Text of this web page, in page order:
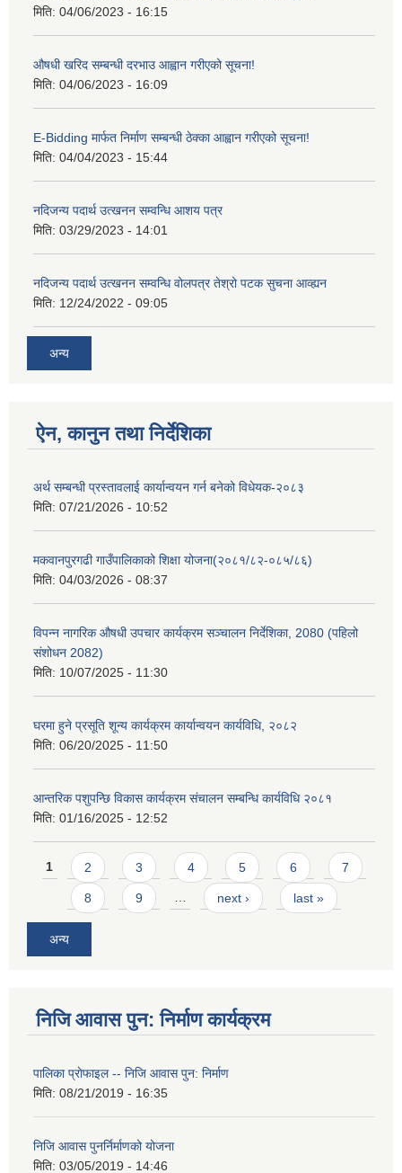
मिति: 04/06/2023 - 16:15
औषधी खरिद सम्बन्धी दरभाउ आह्वान गरीएको सूचना!
मिति: 04/06/2023 - 16:09
E-Bidding मार्फत निर्माण सम्बन्धी ठेक्का आह्वान गरीएको सूचना!
मिति: 04/04/2023 - 15:44
नदिजन्य पदार्थ उत्खनन सम्वन्धि आशय पत्र
मिति: 03/29/2023 - 14:01
नदिजन्य पदार्थ उत्खनन सम्वन्धि वोलपत्र तेश्रो पटक सुचना आव्ह्यन
मिति: 12/24/2022 - 09:05
अन्य
ऐन, कानुन तथा निर्देशिका
अर्थ सम्बन्धी प्रस्तावलाई कार्यान्वयन गर्न बनेको विधेयक-२०८३
मिति: 07/21/2026 - 10:52
मकवानपुरगढी गाउँपालिकाको शिक्षा योजना(२०८१/८२-०८५/८६)
मिति: 04/03/2026 - 08:37
विपन्न नागरिक औषधी उपचार कार्यक्रम सञ्चालन निर्देशिका, 2080 (पहिलो
संशोधन 2082)
मिति: 10/07/2025 - 11:30
घरमा हुने प्रसूति शून्य कार्यक्रम कार्यान्वयन कार्यविधि, २०८२
मिति: 06/20/2025 - 11:50
आन्तरिक पशुपन्छि विकास कार्यक्रम संचालन सम्बन्धि कार्यविधि २०८१
मिति: 01/16/2025 - 12:52
Pages
1 2 3 4 5 6 7
8 9 … next › last »
अन्य
निजि आवास पुन: निर्माण कार्यक्रम
पालिका प्राेफाइल -- निजि आवास पुन: निर्माण
मिति: 08/21/2019 - 16:35
निजि आवास पुनर्निर्माणको योजना
मिति: 03/05/2019 - 14:46